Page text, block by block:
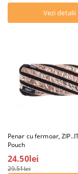
Vezi detalii
Penar cu fermoar,
Pouch
24.50lei
29.51lei